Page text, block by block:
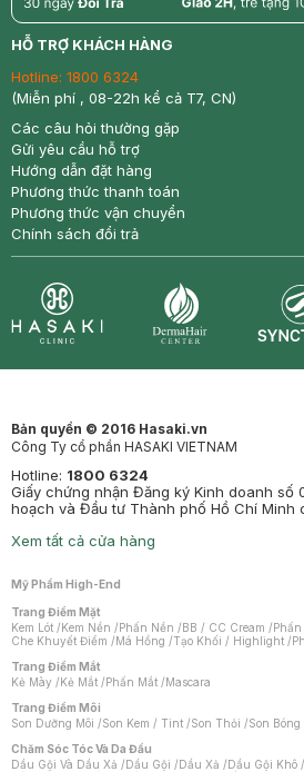
return nowfree
HỖ TRỢ KHÁCH HÀNG
Hotline: 1800 6324
(Miễn phí , 08-22h kể cả T7, CN)
Các câu hỏi thường gặp
Gửi yêu cầu hỗ trợ
Hướng dẫn đặt hàng
Phương thức thanh toán
Phương thức vận chuyển
Chính sách đổi trả
Bản quyền © 2016 Hasaki.vn
Công Ty cổ phần HASAKI VIETNAM
Hotline: 1800 6324
Giấy chứng nhận Đăng ký Kinh doanh số
hoạch và Đầu tư Thành phố Hồ Chí Minh
Xem tất cả cửa hàng
Mỹ Phẩm High-End
Trang Điểm Mặt
Kem Lót /Kem Nền /Phấn Nền /BB / CC Cream /
Che Khuyết Điểm /Má Hồng /Tạo Khối / Highlight /
Trang Điểm Mắt
Kẻ Mày /Kẻ Mắt /Phấn Mắt /Mascara
Trang Điểm Môi
Son Dưỡng Môi /Son Kem / Tint /Son Thỏi /Son Bóng
Chăm Sóc Tóc Và Da Đầu
Dầu Gội Và Dầu Xả /Dầu Gội /Dầu Xả /Dầu Gội Khô /